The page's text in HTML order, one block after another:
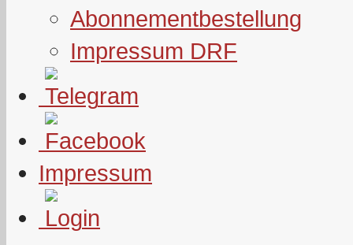
Abonnementbestellung
Impressum DRF
Impressum